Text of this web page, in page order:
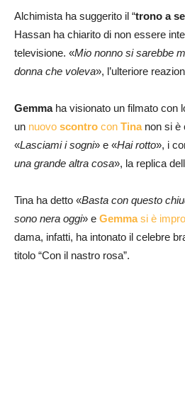
Alchimista ha suggerito il “trono a
Hassan ha chiarito di non essere
televisione. «Mio nonno si sarebbe
donna che voleva», l’ulteriore
Gemmaha visionato un filmato con
un nuovo scontro con Tinanon si è
«Lasciami i sogni» e «Hai rotto», i
una grande altra cosa», la replica
Tina ha detto «Basta con questo
sono nera oggi» e Gemmasi è
dama, infatti, ha intonato il celebre
titolo “Con il nastro rosa”.